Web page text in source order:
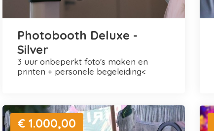
Photobooth Deluxe -
Silver
3 uur onbeperkt foto's maken en
printen + personele begeleiding<
€ 1.000,00